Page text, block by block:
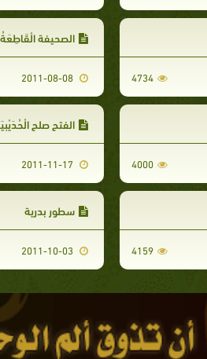
4734
الصحيفة
2011-08-08
4000
الفتح صلح الْحُدَيْبِيَةِ ذو القَعْدَةِ
4159
سطور بدرية
2011-10-03